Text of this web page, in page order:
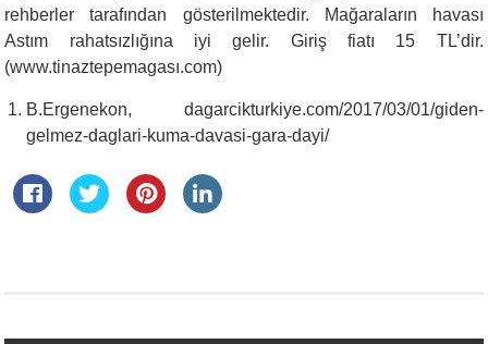
rehberler tarafından gösterilmektedir. Mağaraların havası
Astım rahatsızlığına iyi gelir. Giriş fiatı 15 TL’dir.
(www.tinaztepemagası.com)
B.Ergenekon, dagarcikturkiye.com/2017/03/01/giden-
gelmez-daglari-kuma-davasi-gara-dayi/